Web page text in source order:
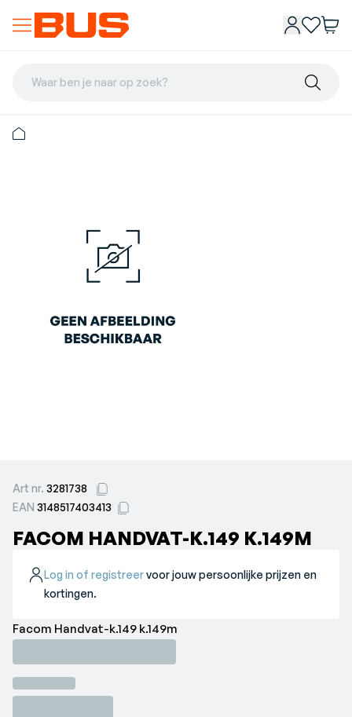
Waar ben je naar op zoek?
Art nr. 3281738
EAN 3148517403413
FACOM HANDVAT-K.149 K.149M
Log in of registreervoor jouw persoonlijke prijzen en
kortingen.
Facom Handvat-k.149 k.149m